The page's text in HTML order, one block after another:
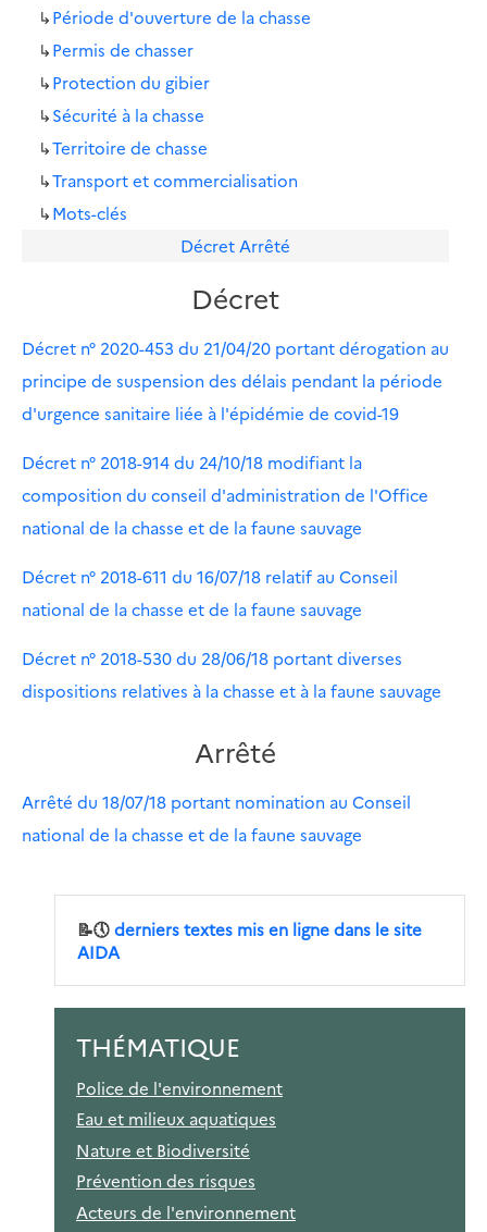
↳Période d'ouverture de la chasse
↳Permis de chasser
↳Protection du gibier
↳Sécurité à la chasse
↳Territoire de chasse
↳Transport et commercialisation
↳Mots-clés
DécretArrêté
Décret
Décret n° 2020-453 du 21/04/20 portant dérogation au
principe de suspension des délais pendant la période
d'urgence sanitaire liée à l'épidémie de covid-19
Décret n° 2018-914 du 24/10/18 modifiant la
composition du conseil d'administration de l'Office
national de la chasse et de la faune sauvage
Décret n° 2018-611 du 16/07/18 relatif au Conseil
national de la chasse et de la faune sauvage
Décret n° 2018-530 du 28/06/18 portant diverses
dispositions relatives à la chasse et à la faune sauvage
Arrêté
Arrêté du 18/07/18 portant nomination au Conseil
national de la chasse et de la faune sauvage
📝🕔derniers textes mis en ligne dans le site
AIDA
THÉMATIQUE
Police de l'environnement
Eau et milieux aquatiques
Nature et Biodiversité
Prévention des risques
Acteurs de l'environnement